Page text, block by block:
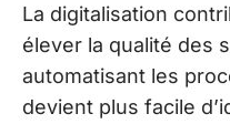
La digitalisation
élever la qualité des
automatisant les
devient plus facile